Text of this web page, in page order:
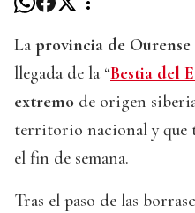
La provincia de Ourense
llegada de la “Bestia del
extremo de origen
territorio nacional y que
el fin de semana.
Tras el paso de las